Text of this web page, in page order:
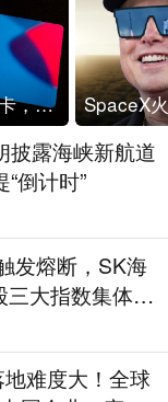
运营商干掉了流量卡，他们真的玩不起了
披露海峡新航道
倒计时”
发熔断，SK海
大指数集体低
难度大！全球